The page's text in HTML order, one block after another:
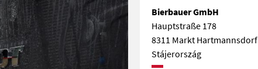
Bierbauer GmbH
Hauptstraße 178
8311 Markt Hartmannsdorf
Stájerország